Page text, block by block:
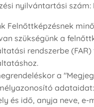
nyilvántartási
Felnőttképzésnek
szükségünk a
rendszerbe
a
adataidat:
és idő, anyja neve, e-